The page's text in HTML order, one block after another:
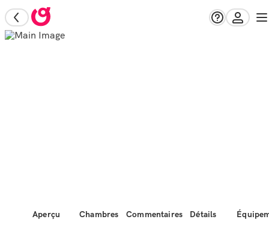
Aperçu Chambres Commentaires Détails